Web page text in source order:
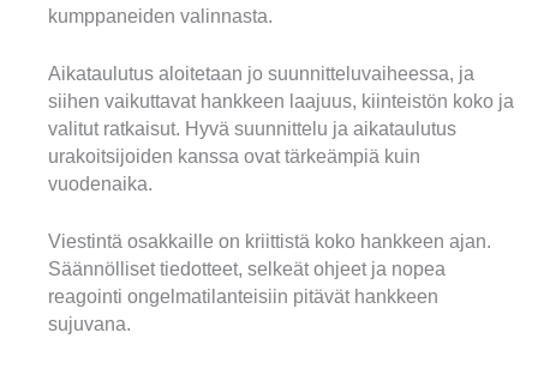
kumppaneiden valinnasta.
Aikataulutus aloitetaan jo suunnitteluvaiheessa, ja
siihen vaikuttavat hankkeen laajuus, kiinteistön koko ja
valitut ratkaisut. Hyvä suunnittelu ja aikataulutus
urakoitsijoiden kanssa ovat tärkeämpiä kuin
vuodenaika.
Viestintä osakkaille on kriittistä koko hankkeen ajan.
Säännölliset tiedotteet, selkeät ohjeet ja nopea
reagointi ongelmatilanteisiin pitävät hankkeen
sujuvana.